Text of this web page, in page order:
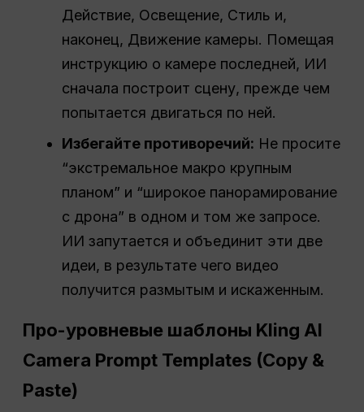
Действие, Освещение, Стиль и,
наконец, Движение камеры. Помещая
инструкцию о камере последней, ИИ
сначала построит сцену, прежде чем
попытается двигаться по ней.
Избегайте противоречий: Не просите
“экстремальное макро крупным
планом” и “широкое панорамирование
с дрона” в одном и том же запросе.
ИИ запутается и объединит эти две
идеи, в результате чего видео
получится размытым и искаженным.
Про-уровневые шаблоны Kling AI
Camera Prompt Templates (Copy &
Paste)